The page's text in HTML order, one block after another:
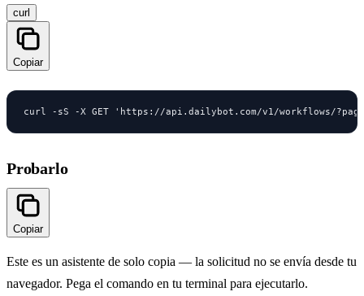
curl
Copiar
curl -sS -X GET 'https://api.dailybot.com/v1/workflows/
Probarlo
Copiar
Este es un asistente de solo copia — la solicitud no se envía desde tu
navegador. Pega el comando en tu terminal para ejecutarlo.